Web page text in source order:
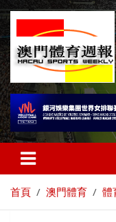
首頁 澳門體育 體